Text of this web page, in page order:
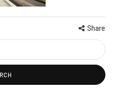
Share